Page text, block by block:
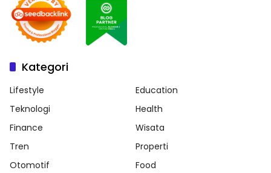
Kategori
Lifestyle
Education
Teknologi
Health
Finance
Wisata
Tren
Properti
Otomotif
Food